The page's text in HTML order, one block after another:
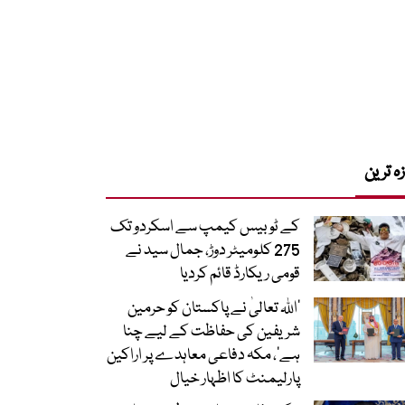
ترین
کے ٹو بیس کیمپ سے اسکردو تک
275 کلومیٹر دوڑ، جمال سید نے
قومی ریکارڈ قائم کردیا
’اللہ تعالیٰ نے پاکستان کو حرمین
شریفین کی حفاظت کے لیے چنا
ہے‘، مکہ دفاعی معاہدے پر اراکین
پارلیمنٹ کا اظہار خیال